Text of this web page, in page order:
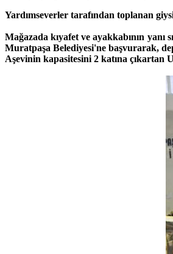
Yardımseverler tarafından toplanan
Mağazada kıyafet ve ayakkabının
Muratpaşa Belediyesi'ne başvurarak,
Aşevinin kapasitesini 2 katına çıkartan